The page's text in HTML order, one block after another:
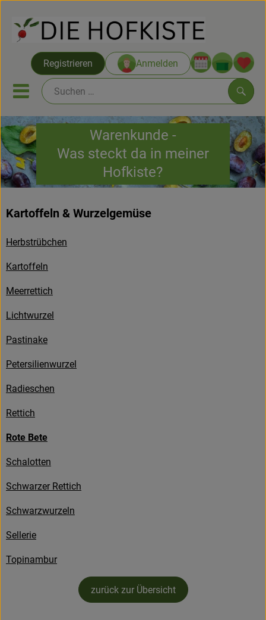
Registrieren Anmelden
Mobiles Menu öffnen oder
Saatgut ab Juli
Themenwelten
TrinkBar
NonFood & Saaten
Großgebinde
Über uns
Service
Hofladen
Warenkunde -
Was steckt da in meiner
Hofkiste?
Kartoffeln & Wurzelgemüse
Herbstrübchen
Kartoffeln
Meerrettich
Lichtwurzel
Pastinake
Petersilienwurzel
Radieschen
Rettich
Rote Bete
Schalotten
Schwarzer Rettich
Schwarzwurzeln
Sellerie
Topinambur
zurück zur Übersicht